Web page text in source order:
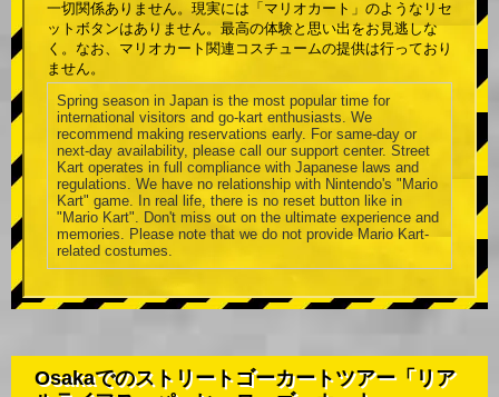
一切関係ありません。現実には「マリオカート」のようなリセ
ットボタンはありません。最高の体験と思い出をお見逃しな
く。なお、マリオカート関連コスチュームの提供は行っており
ません。
Spring season in Japan is the most popular time for
international visitors and go-kart enthusiasts. We
recommend making reservations early. For same-day or
next-day availability, please call our support center. Street
Kart operates in full compliance with Japanese laws and
regulations. We have no relationship with Nintendo's "Mario
Kart" game. In real life, there is no reset button like in
"Mario Kart". Don't miss out on the ultimate experience and
memories. Please note that we do not provide Mario Kart-
related costumes.
Osakaでのストリートゴーカートツアー「リア